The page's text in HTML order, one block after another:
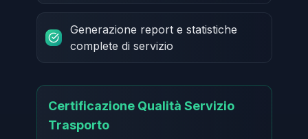
Generazione report e statistiche
complete di servizio
Certificazione Qualità Servizio
Trasporto